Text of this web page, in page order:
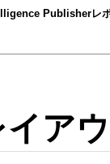
Publisherレポ
ア